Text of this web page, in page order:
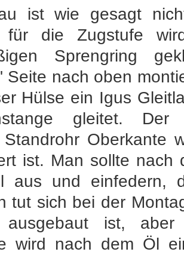
ist wie gesagt
für die Zugstufe
Sprengring
Seite nach oben
Hülse ein Igus
gleitet.
Oberkante
ist. Man sollte nach
aus und einfedern,
tut sich bei der
ausgebaut ist,
wird nach dem Öl